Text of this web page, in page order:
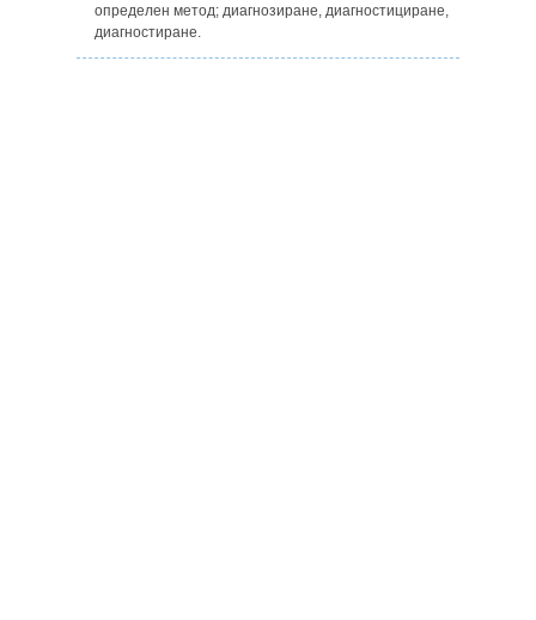
определен метод; диагнозиране, диагностициране,
диагностиране.